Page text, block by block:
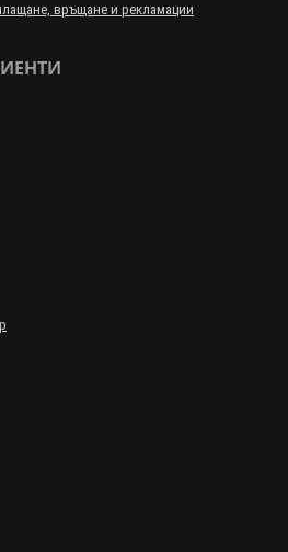
връщане и рекламации